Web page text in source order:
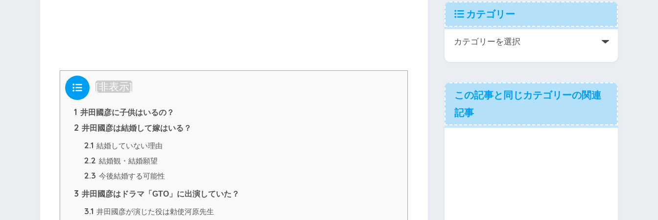
目次 [非表示]
1 井田國彦に子供はいるの？
2 井田國彦は結婚して嫁はいる？
2.1 結婚していない理由
2.2 結婚観・結婚願望
2.3 今後結婚する可能性
3 井田國彦はドラマ「GTO」に出演していた？
3.1 井田國彦が演じた役は勅使河原先生
カテゴリー
この記事と同じカテゴリーの関連
記事